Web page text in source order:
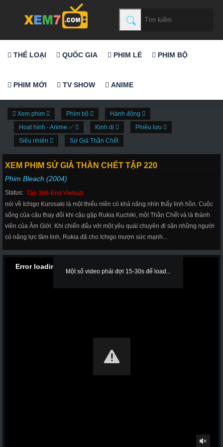
THỂ LOẠI QUỐC GIA PHIM LẺ PHIM BỘ
PHIM MỚI TV SHOW ANIME
Xem phim Phim bộ
Hành động
Hoạt hình - Anime ✅
Kinh dị
Phiêu lưu
Siêu nhiên
Sứ Giả Thần Chết
XEM PHIM SỨ GIẢ THẦN CHẾT TẬP 220
Phim Bleach (2004)
Status: Tập 366-End Vietsub
nói về Ichigo Kurosaki là một thiếu niên có khả năng nhìn thấy linh hồn. Cuộc
sống của cậu thay đổi khi cậu gặp Rukia Kuchiki, một Thần Chết và là thành
viên của Âm Giới. Khi chiến đấu với một yêu quái chuyên đi săn những người
có năng lực tâm linh, Rukia đã cho Ichigo mượn sức mạnh...
Một số video phải đợi 15-30s để load...
Error loading media: File could not be played